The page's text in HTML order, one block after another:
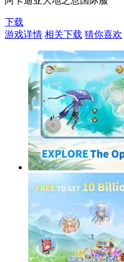
下载
游戏详情 相关下载 猜你喜欢